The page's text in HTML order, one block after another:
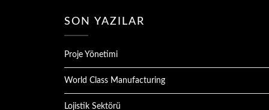
SON YAZILAR
Proje Yönetimi
World Class Manufacturing
Lojistik Sektörü